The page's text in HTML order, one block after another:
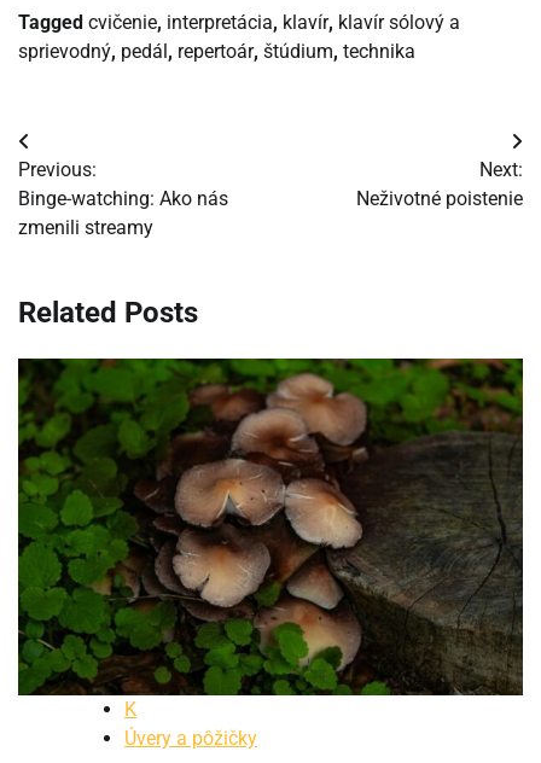
Tagged cvičenie, interpretácia, klavír, klavír sólový a
sprievodný, pedál, repertoár, štúdium, technika
Navigácia
v
článku
Previous:
Binge-watching: Ako nás
zmenili streamy
Next:
Neživotné poistenie
Related Posts
K
Úvery a pôžičky